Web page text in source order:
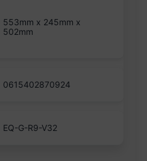
553mm x 245mm x
502mm
0615402870924
EQ-G-R9-V32